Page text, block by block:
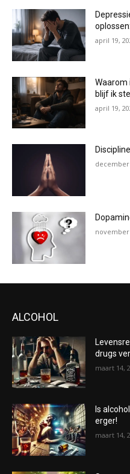
april 19,
Waarom
blijf ik
april 19,
december
november
ALCOHOL
drugs
maart 14,
Is
erger!
maart 14,